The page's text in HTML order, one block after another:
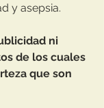
y asepsia.
ni
de los cuales
que son